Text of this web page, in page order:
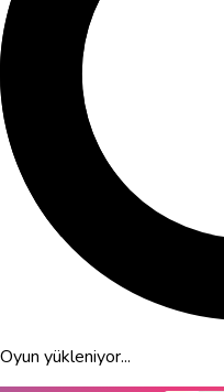
Oyun yükleniyor...